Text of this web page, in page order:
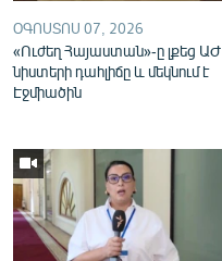
ՕԳՈՍՏՈՍ 07, 2026
«Ուժեղ Հայաստան»-ը լքեց ԱԺ
նիստերի դահլիճը և մեկնում է
Էջմիածին